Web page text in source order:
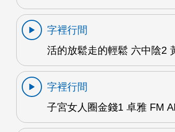
字裡行間
活的放鬆走的輕鬆 六中陰2
字裡行間
子宮女人圈金錢1 卓雅 FM